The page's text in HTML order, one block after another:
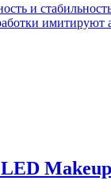
и стабильность
LED